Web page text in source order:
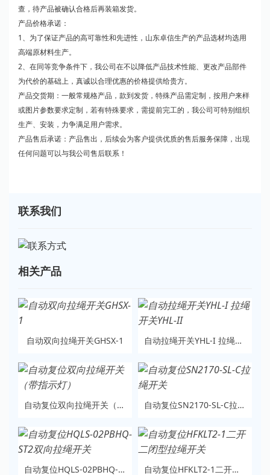
查，待产品被确认合格后再装箱发货。
产品价格承诺：
1、为了保证产品的高可靠性和先进性，山东卓信生产的产品选材均选用
高端原材料生产。
2、在同等竞争条件下，我公司在不以降低产品技术性能、更改产品部件
为代价的基础上，真诚以合理优惠的价格提供给贵方。
产品交货期：一般常规格产品，款到发货，特殊产品需定制，按用户来样
或图片参数要求定制，若有特殊要求，需提前完工的，我公司可特别组织
生产、安装，力争满足用户需求。
产品售后承诺：产品售出，后续会为客户提供优质的售后服务保障，出现
任何问题可以与我公司售后联系！
联系我们
相关产品
自动双向拉绳开关GHSX-1 自动拉绳开关YHL-I 拉绳开关YHL-II
自动复位双向拉绳开关（带指示灯） 自动复位SN2170-SL-C拉绳开关
自动复位HQLS-02PBHQ-ST2双向拉绳开关 自动复位HFKLT2-1二开二闭型拉绳开关